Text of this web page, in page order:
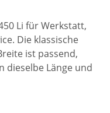
Li für Werkstatt,
Die klassische
ist passend,
dieselbe Länge und